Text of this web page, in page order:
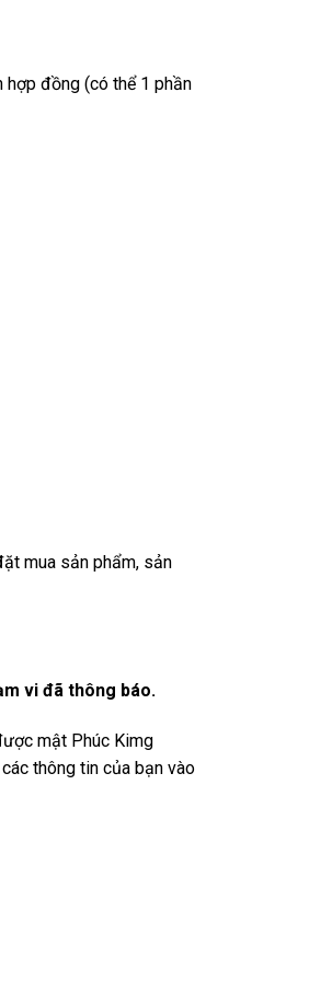
đồng (có thể 1 phần
mua sản phẩm, sản
vi đã thông báo.
mật Phúc Kimg
thông tin của bạn vào